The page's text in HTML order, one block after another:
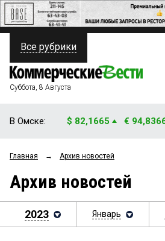
ПОЛИТИКА
ФИНАНСЫ
ОБЩЕСТВО
ЗАКОН
НОВОСТИ КОМПАНИЙ
Все рубрики
Суббота, 8 Августа
В Омске: $ 82,1665 €
Главная → Архив новостей
Архив новостей
2023 Январь